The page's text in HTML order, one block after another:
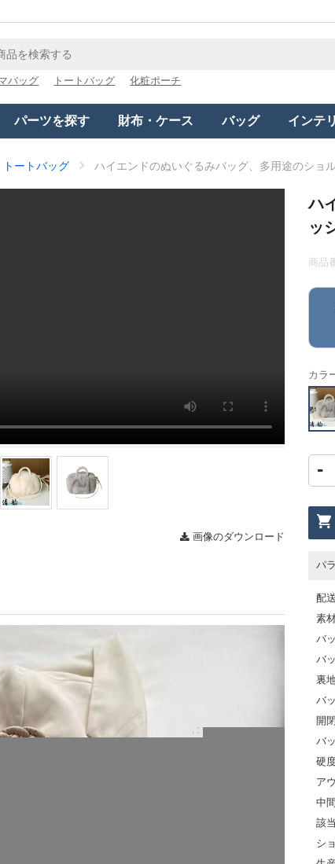
バッグ トートバッグ 化粧ポーチ
パーツを探す 財布・ケース バッグ インテ
トートバッグ ハイエンドのぬいぐるみバッグ、多用途のショ
画像のダウンロード
ハ
ッ
商品
カラ
-
パ
配
素
バ
バ
裏
バ
開
バ
硬
ア
中
該
シ